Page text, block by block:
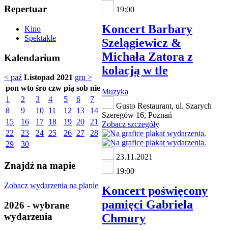
Repertuar
Kino
Spektakle
Kalendarium
< paź Listopad 2021 gru >
pon wto śro czw pią sob nie
1
2 3 4 5 6
7
8
9 10 11 12 13
14
15
16 17 18 19 20
21
22
23 24 25 26 27
28
29
30
Znajdź na mapie
Zobacz wydarzenia na planie
2026 - wybrane
wydarzenia
19:00
Koncert Barbary
Szelągiewicz &
Michała Zatora z
kolacją w tle
Muzyka
Gusto Restaurant, ul. Szarych
Szeregów 16, Poznań
Zobacz szczegóły
23.11.2021
19:00
Koncert poświęcony
pamięci Gabriela
Chmury